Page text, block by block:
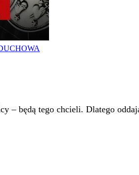
– będą tego chcieli. Dlatego